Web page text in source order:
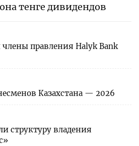
тенге дивидендов
члены правления Halyk Bank
Казахстана — 2026
структуру владения